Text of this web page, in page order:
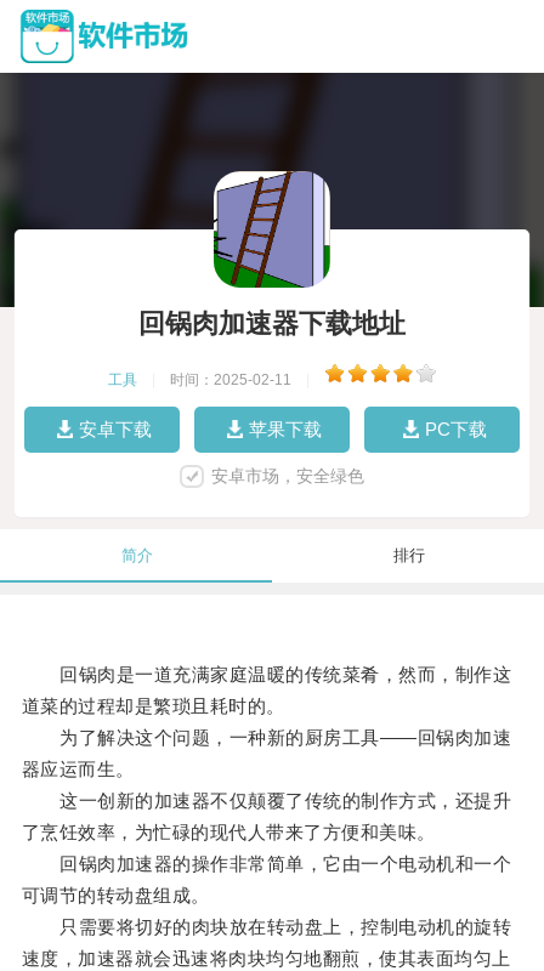
回锅肉加速器下载地址
工具 时间：2025-02-11
安卓下载 苹果下载 PC下载
安卓市场，安全绿色
简介 排行
回锅肉是一道充满家庭温暖的传统菜肴，然而，制作这
道菜的过程却是繁琐且耗时的。
为了解决这个问题，一种新的厨房工具——回锅肉加速
器应运而生。
这一创新的加速器不仅颠覆了传统的制作方式，还提升
了烹饪效率，为忙碌的现代人带来了方便和美味。
回锅肉加速器的操作非常简单，它由一个电动机和一个
可调节的转动盘组成。
只需要将切好的肉块放在转动盘上，控制电动机的旋转
速度，加速器就会迅速将肉块均匀地翻煎，使其表面均匀上